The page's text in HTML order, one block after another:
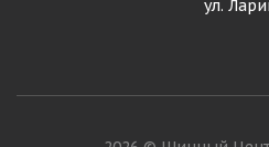
ул.